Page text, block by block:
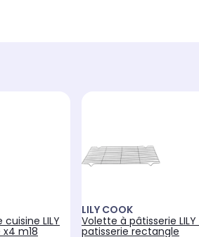
LILY
m18
LILY COOK
Volette à pâtisserie LILY
patisserie rectangle